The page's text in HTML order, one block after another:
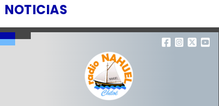
NOTICIAS